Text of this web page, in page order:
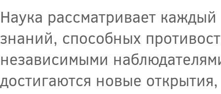
Наука рассматривает
знаний, способных
независимыми
достигаются новые